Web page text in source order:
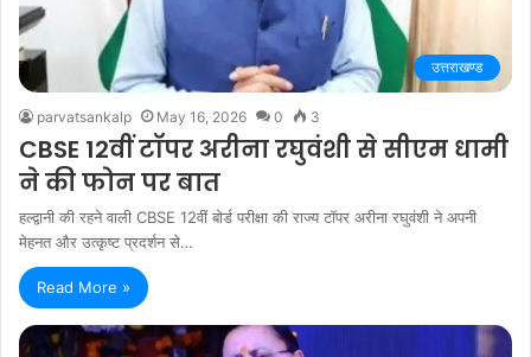
उत्तराखण्ड
parvatsankalp May 16, 2026 0 3
CBSE 12वीं टॉपर अरीना रघुवंशी से सीएम धामी
ने की फोन पर बात
हल्द्वानी की रहने वाली CBSE 12वीं बोर्ड परीक्षा की राज्य टॉपर अरीना रघुवंशी ने अपनी
मेहनत और उत्कृष्ट प्रदर्शन से…
Read More »